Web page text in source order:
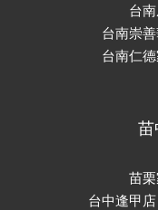
台
台南崇
台南仁
苗
台中逢甲